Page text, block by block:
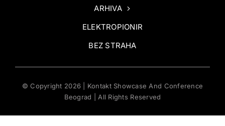
ARHIVA
ELEKTROPIONIR
BEZ STRAHA
© Copyright 2026 | Kontakt Showcase And Conference
Beograd | All Rights Reserved